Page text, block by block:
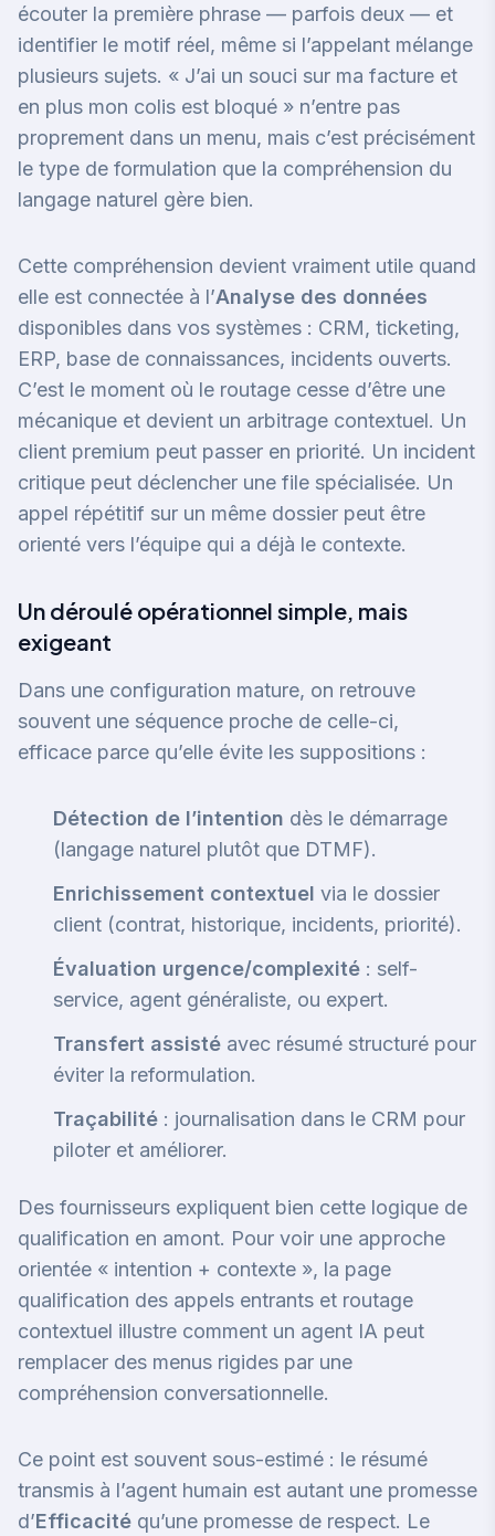
écouter la première phrase — parfois deux — et
identifier le motif réel, même si l’appelant mélange
plusieurs sujets. « J’ai un souci sur ma facture et
en plus mon colis est bloqué » n’entre pas
proprement dans un menu, mais c’est précisément
le type de formulation que la compréhension du
langage naturel gère bien.
Cette compréhension devient vraiment utile quand
elle est connectée à l’Analyse des données
disponibles dans vos systèmes : CRM, ticketing,
ERP, base de connaissances, incidents ouverts.
C’est le moment où le routage cesse d’être une
mécanique et devient un arbitrage contextuel. Un
client premium peut passer en priorité. Un incident
critique peut déclencher une file spécialisée. Un
appel répétitif sur un même dossier peut être
orienté vers l’équipe qui a déjà le contexte.
Un déroulé opérationnel simple, mais
exigeant
Dans une configuration mature, on retrouve
souvent une séquence proche de celle-ci,
efficace parce qu’elle évite les suppositions :
Détection de l’intention dès le démarrage
(langage naturel plutôt que DTMF).
Enrichissement contextuel via le dossier
client (contrat, historique, incidents, priorité).
Évaluation urgence/complexité : self-
service, agent généraliste, ou expert.
Transfert assisté avec résumé structuré pour
éviter la reformulation.
Traçabilité : journalisation dans le CRM pour
piloter et améliorer.
Des fournisseurs expliquent bien cette logique de
qualification en amont. Pour voir une approche
orientée « intention + contexte », la page
qualification des appels entrants et routage
contextuel illustre comment un agent IA peut
remplacer des menus rigides par une
compréhension conversationnelle.
Ce point est souvent sous-estimé : le résumé
transmis à l’agent humain est autant une promesse
d’Efficacité qu’une promesse de respect. Le